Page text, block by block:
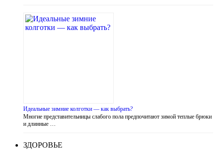
Идеальные зимние колготки — как выбрать?
Многие представительницы слабого пола предпочитают зимой теплые брюки
и длинные …
ЗДОРОВЬЕ